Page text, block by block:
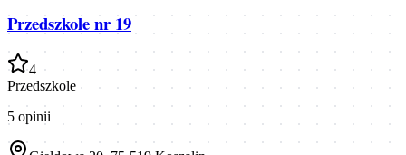
Przedszkole nr 19
4
Przedszkole
5 opinii